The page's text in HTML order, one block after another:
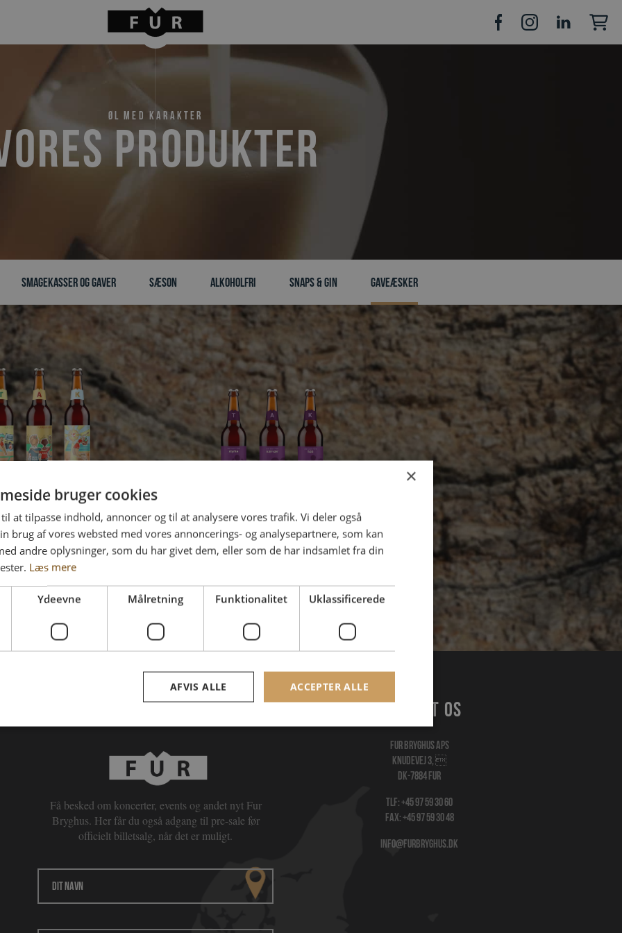
Følg os Vælg sprog
Øl med karakter
produkter
Smagekasser og gaver Sæson Alkoholfri Snaps & Gin Gaveæsker
Danmark
– Tredje
halvleg
Fra hjertet til håbet
3 gaveæsker - TAK
Nyhedsbrev
Få besked om koncerter, events og andet nyt Fur
Bryghus. Her får du også adgang til pre-sale før
officielt billetsalg, når det er muligt.
Kontakt os
Fur Bryghus Aps
Knudevej 3, 
DK-7884 Fur
Tlf:+45 97 59 30 60
Fax: +45 97 59 30 48
info@furbryghus.dk
×
bruger cookies
at tilpasse indhold, annoncer og til at analysere vores trafik. Vi deler også
brug af vores websted med vores annoncerings- og analysepartnere, som kan
andre oplysninger, som du har givet dem, eller som de har indsamlet fra din
Læs mere
Ydeevne Målretning Funktionalitet Uklassificerede
ACCEPTER ALLE
AFVIS ALLE